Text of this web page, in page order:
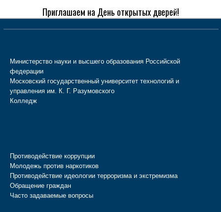
Приглашаем на День открытых дверей!
Министерство науки и высшего образования Российской
федерации
Московский государственный университет технологий и
управления им. К. Г. Разумовского
Колледж
Противодействие коррупции
Молодежь против наркотиков
Противодействие идеологии терроризма и экстремизма
Обращение граждан
Часто задаваемые вопросы